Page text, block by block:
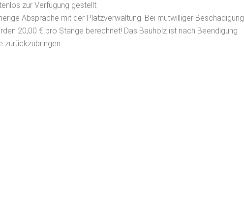
zur Verfügung gestellt
Absprache mit der Platzverwaltung. Bei mutwilliger Beschädigung
20,00 € pro Stange berechnet! Das Bauholz ist nach Beendigung
zurückzubringen.